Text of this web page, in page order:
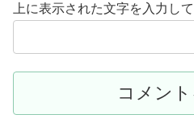
上に表示された文字を入力し